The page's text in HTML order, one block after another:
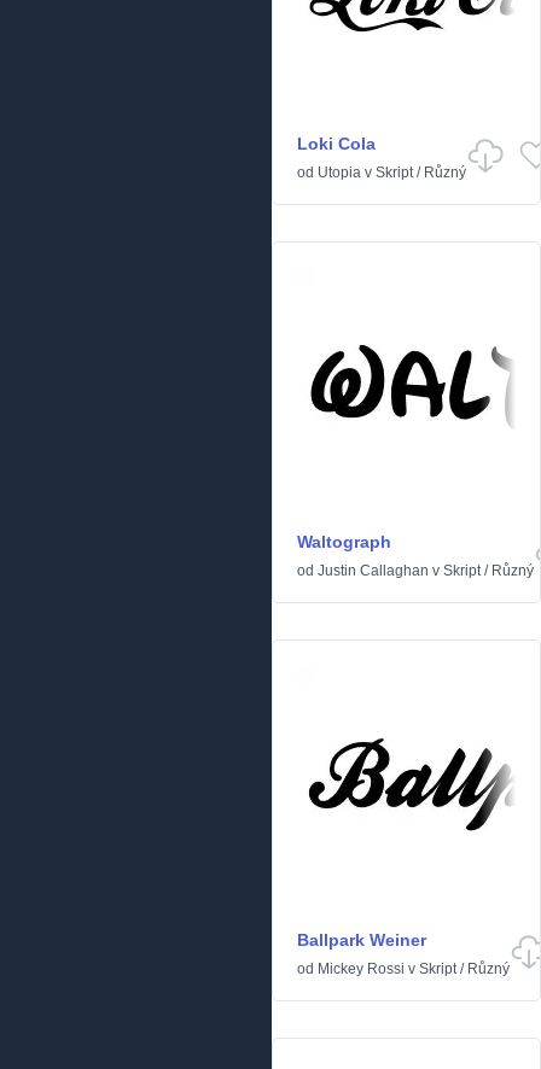
Loki Cola
od Utopia v Skript/ Různý
Waltograph
od Justin Callaghan v Skript/ Různý
Ballpark Weiner
od Mickey Rossi v Skript/ Různý